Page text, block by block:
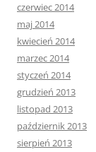
czerwiec 2014
maj 2014
kwiecień 2014
marzec 2014
styczeń 2014
grudzień 2013
listopad 2013
październik 2013
sierpień 2013